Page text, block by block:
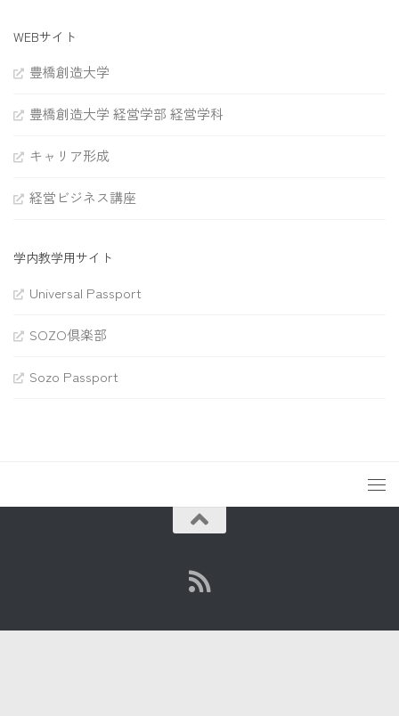
WEBサイト
豊橋創造大学
豊橋創造大学 経営学部 経営学科
キャリア形成
経営ビジネス講座
学内教学用サイト
Universal Passport
SOZO倶楽部
Sozo Passport